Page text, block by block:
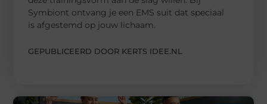
Symbiont ontvang je een EMS suit dat speciaal
is afgestemd op jouw lichaam.
GEPUBLICEERD DOOR KERTS IDEE.NL